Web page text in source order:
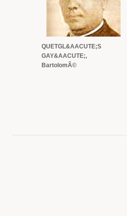
QUETGL&AACUTE;S
GAY&AACUTE;,
BartolomÃ©